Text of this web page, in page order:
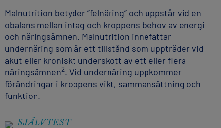
Malnutrition betyder ”felnäring” och uppstår vid en
obalans mellan intag och kroppens behov av energi
och näringsämnen. Malnutrition innefattar
undernäring som är ett tillstånd som uppträder vid
akut eller kroniskt underskott av ett eller flera
näringsämnen2. Vid undernäring uppkommer
förändringar i kroppens vikt, sammansättning och
funktion.
SJÄLVTEST